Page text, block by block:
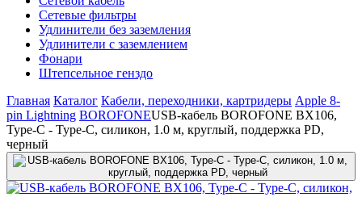
Сетевые фильтры
Удлинители без заземления
Удлинители с заземлением
Фонари
Штепсельное генздо
Главная Каталог Кабели, переходники, картридеры Apple 8-
pin Lightning BOROFONEUSB-кабель BOROFONE BX106,
Type-C - Type-C, силикон, 1.0 м, круглый, поддержка PD,
черный